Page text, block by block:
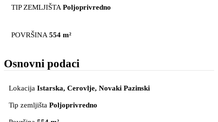
TIP ZEMLJIŠTA Poljoprivredno
POVRŠINA 554 m²
Osnovni podaci
Lokacija Istarska, Cerovlje, Novaki Pazinski
Tip zemljišta Poljoprivredno